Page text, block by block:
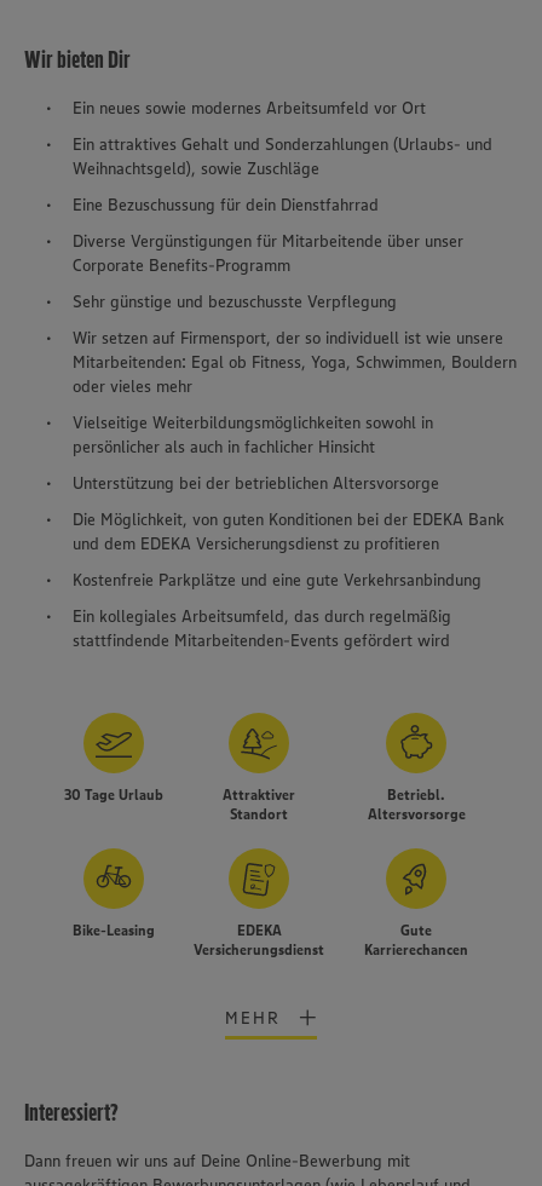
ein bestmögliches Nutzungserlebnis unserer Website zu
ermöglichen. Wir verwenden Ihre Daten, um unsere
Wir bieten Dir
Ein neues sowie modernes Arbeitsumfeld vor Ort
Ein attraktives Gehalt und Sonderzahlungen (Urlaubs- und
Weihnachtsgeld), sowie Zuschläge
Eine Bezuschussung für dein Dienstfahrrad
Diverse Vergünstigungen für Mitarbeitende über unser
Corporate Benefits-Programm
Sehr günstige und bezuschusste Verpflegung
Wir setzen auf Firmensport, der so individuell ist wie unsere
Mitarbeitenden: Egal ob Fitness, Yoga, Schwimmen, Bouldern
oder vieles mehr
Vielseitige Weiterbildungsmöglichkeiten sowohl in
persönlicher als auch in fachlicher Hinsicht
Unterstützung bei der betrieblichen Altersvorsorge
Die Möglichkeit, von guten Konditionen bei der EDEKA Bank
und dem EDEKA Versicherungsdienst zu profitieren
Kostenfreie Parkplätze und eine gute Verkehrsanbindung
Ein kollegiales Arbeitsumfeld, das durch regelmäßig
stattfindende Mitarbeitenden-Events gefördert wird
30 Tage Urlaub
Attraktiver
Standort
Betriebl.
Altersvorsorge
Bike-Leasing
EDEKA
Versicherungsdienst
Gute
Karrierechancen
MEHR
Interessiert?
Dann freuen wir uns auf Deine Online-Bewerbung mit